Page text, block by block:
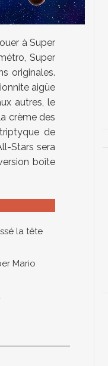
à Super
Super
originales.
aigüe
autres, le
crème des
de
Stars sera
boîte
la tête
Mario